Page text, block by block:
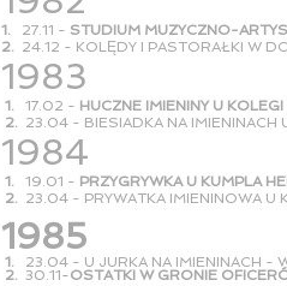
1. 27.11 - STUDIUM MUZYCZNO-
2. 24.12 - KOLĘDY I PASTORAŁKI W
1983
1. 17.02 - HUCZNE IMIENINY U
2. 23.04 - BIESIADKA NA IMIENINACH
1984
1. 19.01 - PRZYGRYWKA U KUMPLA
2. 23.04 - PRYWATKA IMIENINOWA U
1985
1. 23.04 - U JURKA NA IMIENINACH -
2. 30.11-OSTATKI W GRONIE